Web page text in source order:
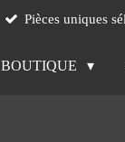
Pièces uniques
BOUTIQUE